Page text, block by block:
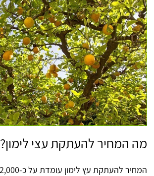
מה המחיר להעתקת עצי לימון?